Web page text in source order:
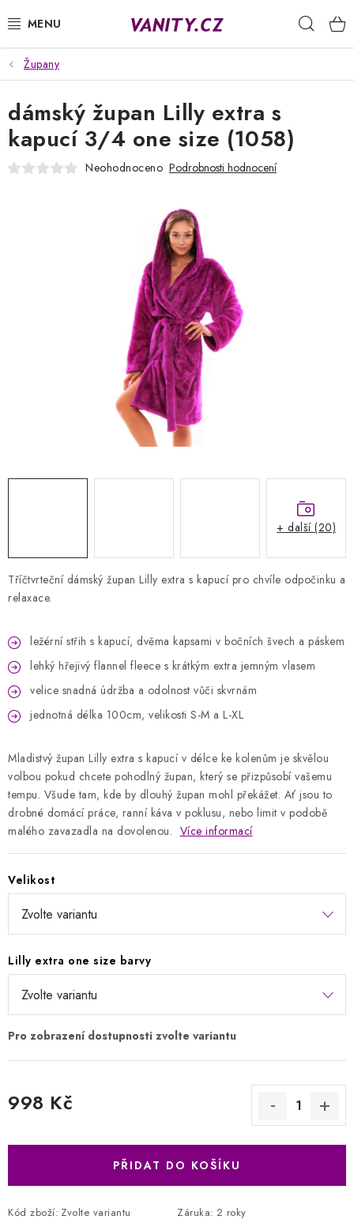
na
KABELKY
SPODNÍ PRÁDLO
PUNČOCHY
Jak nakupovat
Obchodní podmínky
Podmínky ochrany osobních údajů
Napište nám
Reklamace a vrácení zboží
Župany
Tříčtvrteční dámský župan Lilly extra s kapucí pro chvíle odpočinku a
relaxace.
ležérní střih s kapucí, dvěma kapsami v bočních švech a páskem
lehký hřejivý flannel fleece s krátkým extra jemným vlasem
velice snadná údržba a odolnost vůči skvrnám
jednotná délka 100cm, velikosti S-M a L-XL
Mladistvý župan Lilly extra s kapucí v délce ke kolenům je skvělou
volbou pokud chcete pohodlný župan, který se přizpůsobí vašemu
tempu. Všude tam, kde by dlouhý župan mohl překážet. Ať jsou to
drobné domácí práce, ranní káva v poklusu, nebo limit v podobě
malého zavazadla na dovolenou. Více informací
Velikost
Lilly extra one size barvy
998 Kč
PŘIDAT DO KOŠÍKU
Kód zboží: Zvolte variantu Záruka: 2 roky
dámský župan Lilly extra s
kapucí 3/4 one size (1058)
Neohodnoceno Podrobnosti hodnocení
+ další (20)